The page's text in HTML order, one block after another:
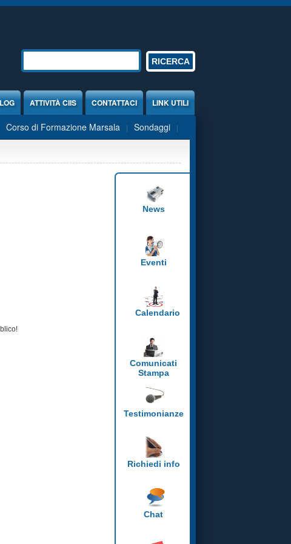
Form di ricerca
ATTIVITÀ CIIS CONTATTACI LINK UTILI
Corso di Formazione Marsala Sondaggi
News
Eventi
Calendario
Comunicati
Stampa
Testimonianze
Richiedi info
Chat